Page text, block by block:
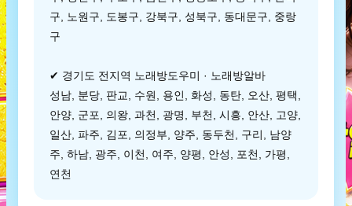
구, 노원구, 도봉구, 강북구, 성북구, 동대문구, 중랑
구
✔ 경기도 전지역 노래방도우미 · 노래방알바
성남, 분당, 판교, 수원, 용인, 화성, 동탄, 오산, 평택,
안양, 군포, 의왕, 과천, 광명, 부천, 시흥, 안산, 고양,
일산, 파주, 김포, 의정부, 양주, 동두천, 구리, 남양
주, 하남, 광주, 이천, 여주, 양평, 안성, 포천, 가평,
연천